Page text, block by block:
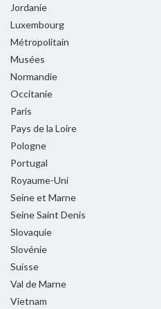
Jordanie
Luxembourg
Métropolitain
Musées
Normandie
Occitanie
Paris
Pays de la Loire
Pologne
Portugal
Royaume-Uni
Seine et Marne
Seine Saint Denis
Slovaquie
Slovénie
Suisse
Val de Marne
Vietnam